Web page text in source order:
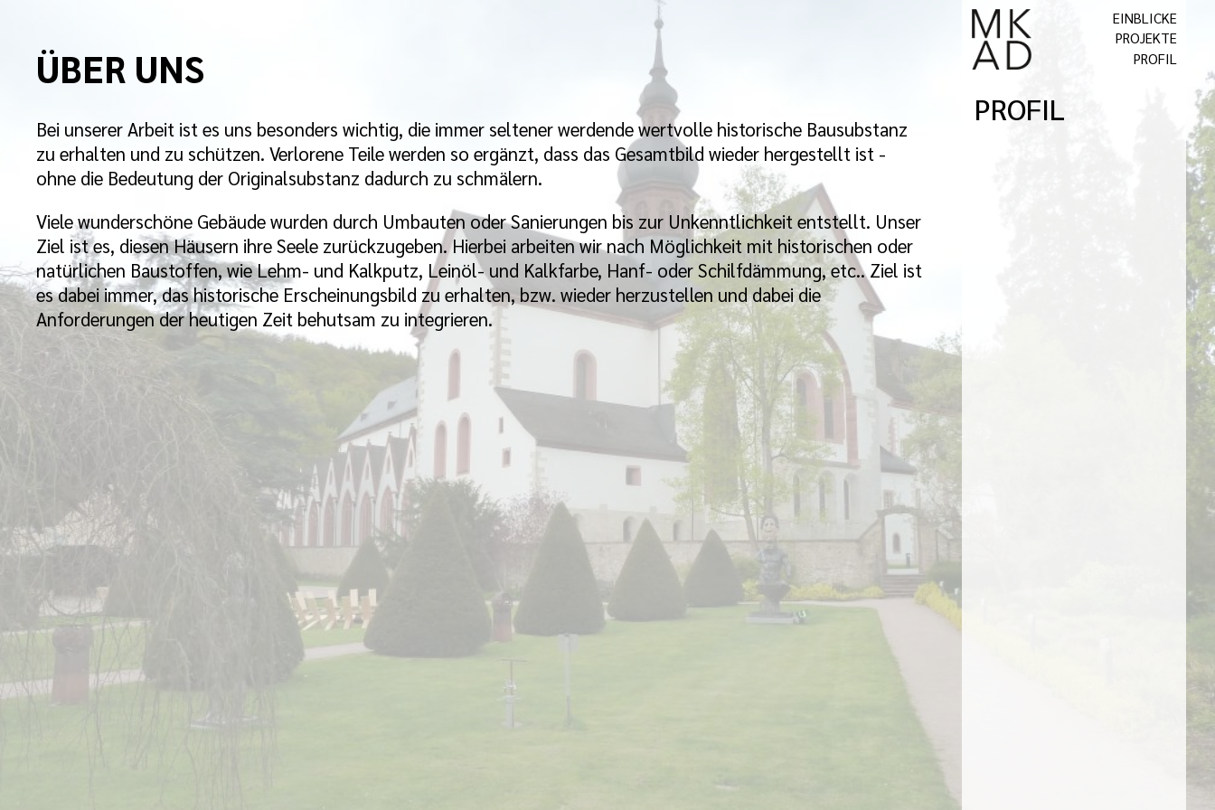
ÜBER UNS
Bei unserer Arbeit ist es uns besonders wichtig, die immer seltener werdende wertvolle historische Bausubstanz
zu erhalten und zu schützen. Verlorene Teile werden so ergänzt, dass das Gesamtbild wieder hergestellt ist -
ohne die Bedeutung der Originalsubstanz dadurch zu schmälern.
Viele wunderschöne Gebäude wurden durch Umbauten oder Sanierungen bis zur Unkenntlichkeit entstellt. Unser
Ziel ist es, diesen Häusern ihre Seele zurückzugeben. Hierbei arbeiten wir nach Möglichkeit mit historischen oder
natürlichen Baustoffen, wie Lehm- und Kalkputz, Leinöl- und Kalkfarbe, Hanf- oder Schilfdämmung, etc.. Ziel ist
es dabei immer, das historische Erscheinungsbild zu erhalten, bzw. wieder herzustellen und dabei die
Anforderungen der heutigen Zeit behutsam zu integrieren.
EINBLICKE
PROJEKTE
PROFIL
PROFIL